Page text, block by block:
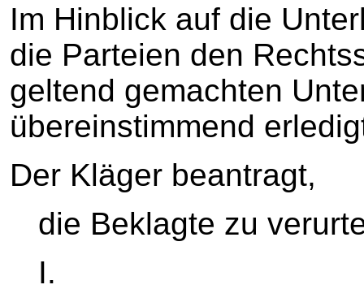
Im Hinblick auf die
die Parteien den
geltend gemachten
übereinstimmend
Der Kläger beantragt,
die Beklagte zu
I.